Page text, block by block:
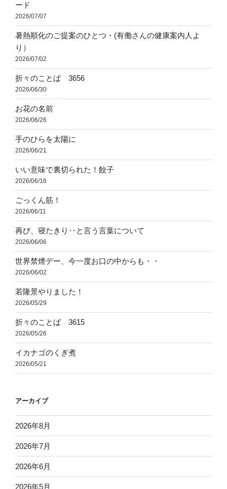
ード
2026/07/07
暑熱順化のご提案のひとつ・(有働さんの健康案内人よ
り）
2026/07/02
折々のことば 3656
2026/06/30
お花の名前
2026/06/26
手のひらを太陽に
2026/06/21
いい意味で裏切られた！餃子
2026/06/16
ごっくん筋！
2026/06/11
再び、寝たきり‥と言う言葉について
2026/06/06
世界禁煙デー、今一度お口の中からも・・
2026/06/02
若隆景やりました！
2026/05/29
折々のことば 3615
2026/05/26
イカナゴのくぎ煮
2026/05/21
アーカイブ
2026年8月
2026年7月
2026年6月
2026年5月